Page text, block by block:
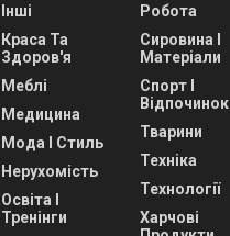
Інші
Краса Та
Здоров'я
Меблі
Медицина
Мода І Стиль
Нерухомість
Освіта І
Тренінги
Робота
Сировина І
Матеріали
Спорт І
Відпочинок
Тварини
Техніка
Технології
Харчові